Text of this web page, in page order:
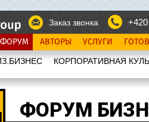
Заказ звонка
ФОРУМ АВТОРЫ УСЛУГИ
КОРПОРАТИВНАЯ
ФОРУМ